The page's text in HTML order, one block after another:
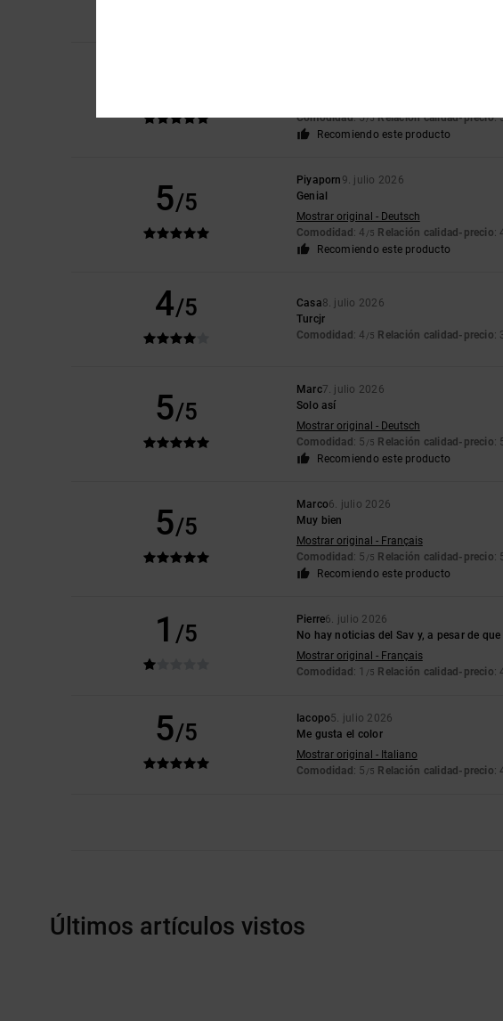
Comodidad: 5/5 Relación calidad-precio:
Recomiendo este producto
5/5
Piyaporn 9. julio 2026
Genial
Mostrar original - Deutsch
Comodidad : 4 /5 Relación calidad-precio:
Recomiendo este producto
4/5 Casa8. julio 2026
Turcjr
Comodidad : 4 /5 Relación calidad-precio:
5/5
Marc7. julio 2026
Solo así
Mostrar original - Deutsch
Comodidad : 5 /5 Relación calidad-precio:
Recomiendo este producto
5/5
Marco6. julio 2026
Muy bien
Mostrar original - Français
Comodidad : 5 /5 Relación calidad-precio:
Recomiendo este producto
1 /5
Pierre6. julio 2026
No hay noticias del Sav y, a pesar de
Mostrar original - Français
Comodidad : 1 /5 Relación calidad-precio:
5/5
Iacopo5. julio 2026
Me gusta el color
Mostrar original - Italiano
Comodidad : 5 /5 Relación calidad-precio:
Últimos artículos vistos